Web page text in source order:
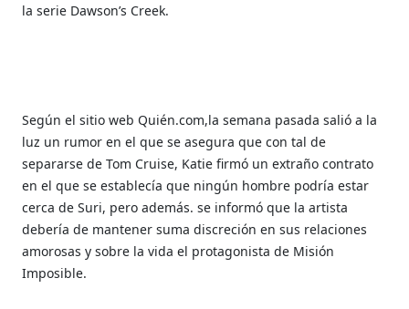
la serie Dawson’s Creek.
Según el sitio web Quién.com,la semana pasada salió a la
luz un rumor en el que se asegura que con tal de
separarse de Tom Cruise, Katie firmó un extraño contrato
en el que se establecía que ningún hombre podría estar
cerca de Suri, pero además. se informó que la artista
debería de mantener suma discreción en sus relaciones
amorosas y sobre la vida el protagonista de Misión
Imposible.